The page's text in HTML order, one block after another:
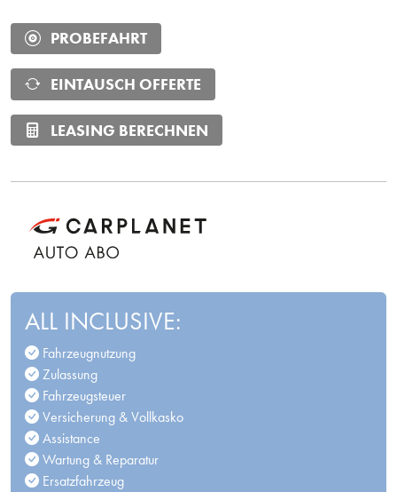
PROBEFAHRT
EINTAUSCH OFFERTE
LEASING BERECHNEN
ALL INCLUSIVE:
Fahrzeugnutzung
Zulassung
Fahrzeugsteuer
Versicherung & Vollkasko
Assistance
Wartung & Reparatur
Ersatzfahrzeug